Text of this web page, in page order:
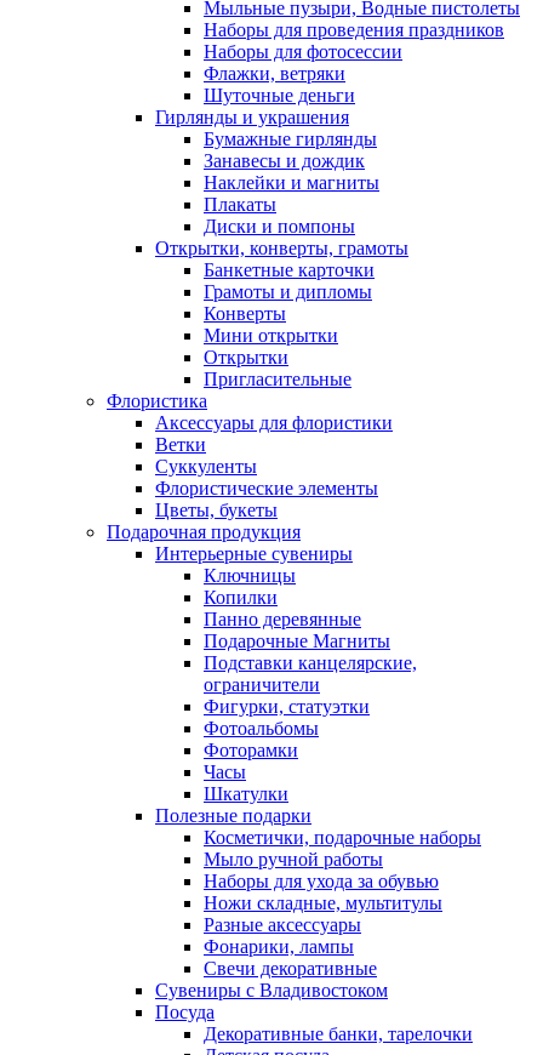
Мыльные пузыри, Водные пистолеты
Наборы для проведения праздников
Наборы для фотосессии
Флажки, ветряки
Шуточные деньги
Гирлянды и украшения
Бумажные гирлянды
Занавесы и дождик
Наклейки и магниты
Плакаты
Диски и помпоны
Открытки, конверты, грамоты
Банкетные карточки
Грамоты и дипломы
Конверты
Мини открытки
Открытки
Пригласительные
Флористика
Аксессуары для флористики
Ветки
Суккуленты
Флористические элементы
Цветы, букеты
Подарочная продукция
Интерьерные сувениры
Ключницы
Копилки
Панно деревянные
Подарочные Магниты
Подставки канцелярские,
ограничители
Фигурки, статуэтки
Фотоальбомы
Фоторамки
Часы
Шкатулки
Полезные подарки
Косметички, подарочные наборы
Мыло ручной работы
Наборы для ухода за обувью
Ножи складные, мультитулы
Разные аксессуары
Фонарики, лампы
Свечи декоративные
Сувениры с Владивостоком
Посуда
Декоративные банки, тарелочки